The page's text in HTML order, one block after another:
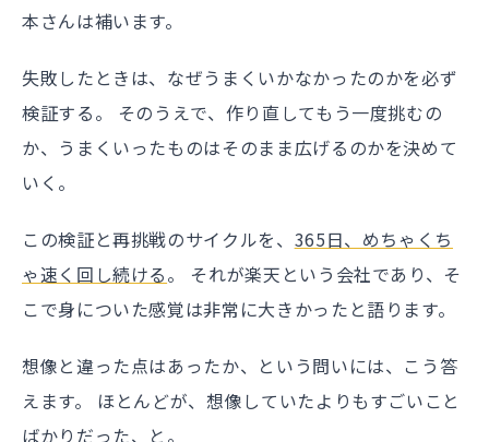
本さんは補います。
失敗したときは、なぜうまくいかなかったのかを必ず
検証する。 そのうえで、作り直してもう一度挑むの
か、うまくいったものはそのまま広げるのかを決めて
いく。
この検証と再挑戦のサイクルを、 365日、めちゃくち
ゃ速く回し続ける。 それが楽天という会社であり、そ
こで身についた感覚は非常に大きかったと語ります。
想像と違った点はあったか、という問いには、こう答
えます。 ほとんどが、想像していたよりもすごいこと
ばかりだった、と。